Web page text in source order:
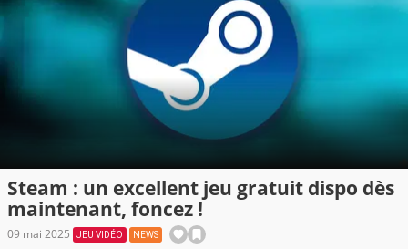
Steam : un excellent jeu gratuit dispo dès
maintenant, foncez !
09 mai 2025 JEU VIDÉO NEWS